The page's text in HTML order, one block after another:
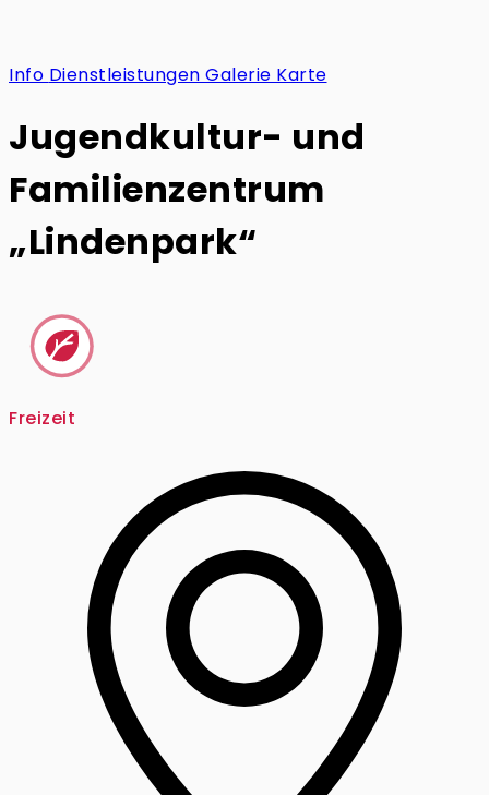
Info Dienstleistungen Galerie Karte
Jugendkultur- und
Familienzentrum
„Lindenpark“
Freizeit